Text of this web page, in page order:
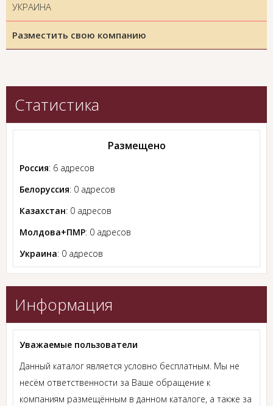
УКРАИНА
Разместить свою компанию
Статистика
Размещено
Россия: 6 адресов
Белоруссия: 0 адресов
Казахстан: 0 адресов
Молдова+ПМР: 0 адресов
Украина: 0 адресов
Информация
Уважаемые пользователи
Данный каталог является условно бесплатным. Мы не
несём ответственности за Ваше обращение к
компаниям размещённым в данном каталоге, а также за